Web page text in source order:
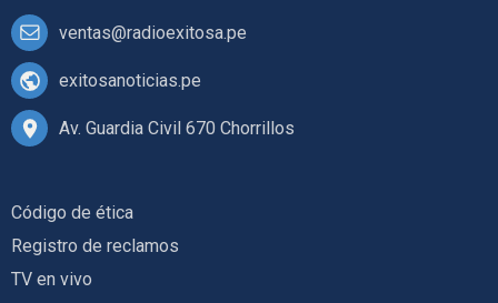
ventas@radioexitosa.pe
exitosanoticias.pe
Av. Guardia Civil 670 Chorrillos
Código de ética
Registro de reclamos
TV en vivo